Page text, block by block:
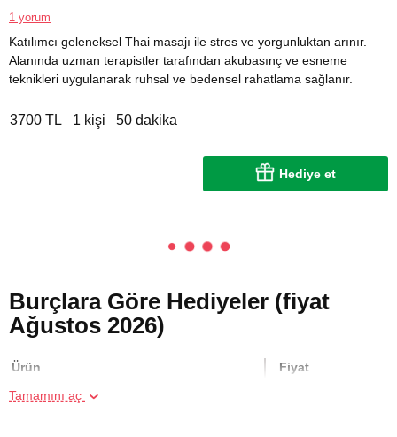
1 yorum
Katılımcı geleneksel Thai masajı ile stres ve yorgunluktan arınır.
Alanında uzman terapistler tarafından akubasınç ve esneme
teknikleri uygulanarak ruhsal ve bedensel rahatlama sağlanır.
3700 TL 1 kişi 50 dakika
Hediye et
Burçlara Göre Hediyeler (fiyat
Ağustos 2026)
Ürün Fiyat
Tamamını aç